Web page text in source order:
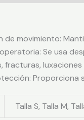
de movimiento:
Se usa
fracturas,
Proporciona
Talla S, Talla M,